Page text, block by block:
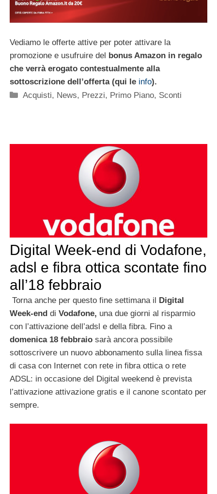
Vediamo le offerte attive per poter attivare la
promozione e usufruire del bonus Amazon in regalo
che verrà erogato contestualmente alla
sottoscrizione dell’offerta (qui le info).
Categorie
Acquisti, News, Prezzi, Primo Piano, Sconti
Digital Week-end di Vodafone,
adsl e fibra ottica scontate fino
all’18 febbraio
Torna anche per questo fine settimana il Digital
Week-end di Vodafone, una due giorni al risparmio
con l’attivazione dell’adsl e della fibra. Fino a
domenica 18 febbraio sarà ancora possibile
sottoscrivere un nuovo abbonamento sulla linea fissa
di casa con Internet con rete in fibra ottica o rete
ADSL: in occasione del Digital weekend è prevista
l’attivazione attivazione gratis e il canone scontato per
sempre.